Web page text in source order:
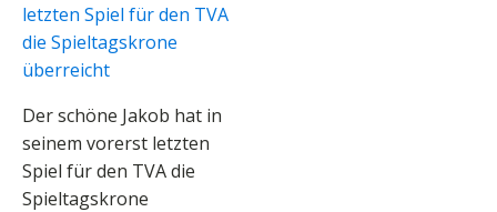
Der schöne Jakob hat in
seinem vorerst letzten
Spiel für den TVA die
Spieltagskrone